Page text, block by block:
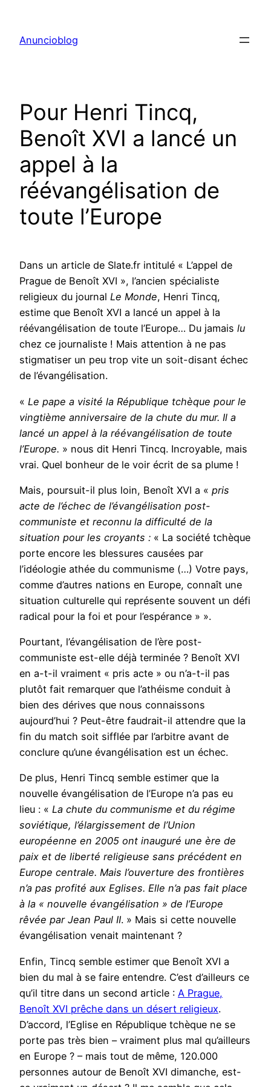
contenu
Anuncioblog
Pour Henri Tincq,
Benoît XVI a lancé un
appel à la
réévangélisation de
toute l’Europe
Dans un article de Slate.fr intitulé « L’appel de
Prague de Benoît XVI », l’ancien spécialiste
religieux du journal Le Monde, Henri Tincq,
estime que Benoît XVI a lancé un appel à la
réévangélisation de toute l’Europe… Du jamais lu
chez ce journaliste ! Mais attention à ne pas
stigmatiser un peu trop vite un soit-disant échec
de l’évangélisation.
« Le pape a visité la République tchèque pour le
vingtième anniversaire de la chute du mur. Il a
lancé un appel à la réévangélisation de toute
l’Europe. » nous dit Henri Tincq. Incroyable, mais
vrai. Quel bonheur de le voir écrit de sa plume !
Mais, poursuit-il plus loin, Benoît XVI a « pris
acte de l’échec de l’évangélisation post-
communiste et reconnu la difficulté de la
situation pour les croyants : « La société tchèque
porte encore les blessures causées par
l’idéologie athée du communisme (…) Votre pays,
comme d’autres nations en Europe, connaît une
situation culturelle qui représente souvent un défi
radical pour la foi et pour l’espérance » ».
Pourtant, l’évangélisation de l’ère post-
communiste est-elle déjà terminée ? Benoît XVI
en a-t-il vraiment « pris acte » ou n’a-t-il pas
plutôt fait remarquer que l’athéisme conduit à
bien des dérives que nous connaissons
aujourd’hui ? Peut-être faudrait-il attendre que la
fin du match soit sifflée par l’arbitre avant de
conclure qu’une évangélisation est un échec.
De plus, Henri Tincq semble estimer que la
nouvelle évangélisation de l’Europe n’a pas eu
lieu : « La chute du communisme et du régime
soviétique, l’élargissement de l’Union
européenne en 2005 ont inauguré une ère de
paix et de liberté religieuse sans précédent en
Europe centrale. Mais l’ouverture des frontières
n’a pas profité aux Eglises. Elle n’a pas fait place
à la « nouvelle évangélisation » de l’Europe
rêvée par Jean Paul II. » Mais si cette nouvelle
évangélisation venait maintenant ?
Enfin, Tincq semble estimer que Benoît XVI a
bien du mal à se faire entendre. C’est d’ailleurs ce
qu’il titre dans un second article : A Prague,
Benoît XVI prêche dans un désert religieux.
D’accord, l’Eglise en République tchèque ne se
porte pas très bien – vraiment plus mal qu’ailleurs
en Europe ? – mais tout de même, 120.000
personnes autour de Benoît XVI dimanche, est-